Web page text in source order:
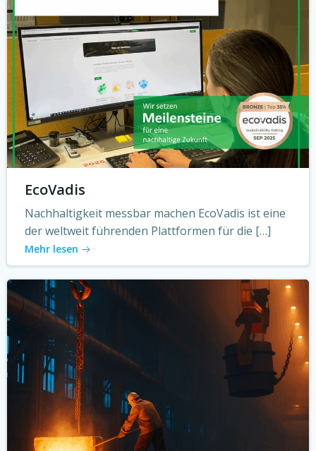
EcoVadis
Nachhaltigkeit messbar machen EcoVadis ist eine
der weltweit führenden Plattformen für die […]
Mehr lesen